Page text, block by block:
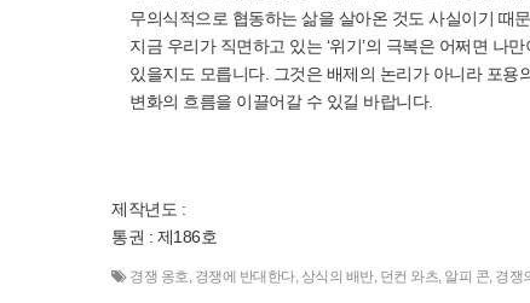
무의식적으로 협동하는 삶을 살아온 것도 사실이기 때
지금 우리가 직면하고 있는 ‘위기’의 극복은 어쩌면 나
있을지도 모릅니다. 그것은 배제의 논리가 아니라 포
변화의 흐름을 이끌어갈 수 있길 바랍니다.
제작년도 :
통권 : 제186호
경쟁 옹호, 경쟁에 반대한다,상식의 배반, 던컨 와츠, 알피 콘, 경쟁